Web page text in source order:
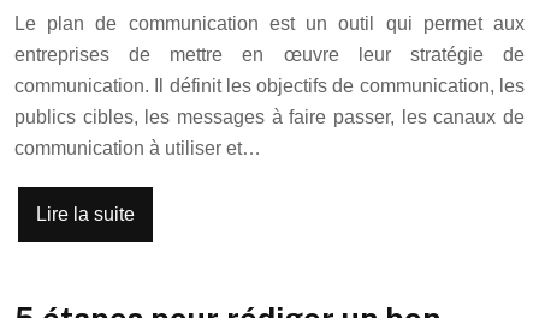
Le plan de communication est un outil qui permet aux
entreprises de mettre en œuvre leur stratégie de
communication. Il définit les objectifs de communication, les
publics cibles, les messages à faire passer, les canaux de
communication à utiliser et…
Lire la suite